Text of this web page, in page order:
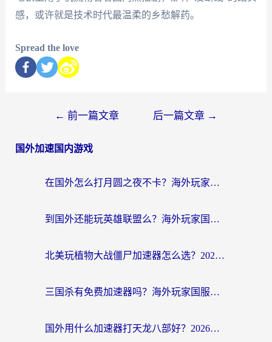
感，或许就是技术时代最温柔的乡愁解药。
Spread the love
← 前一篇文章 后一篇文章 →
国外加速国内游戏
在国外怎么打月圆之夜不卡？海外玩家国服游戏加速终极指南（附巴西英国游戏适配方案）
到国外还能玩英雄联盟么？海外玩家国服游戏畅玩终极指南
北美玩植物大战僵尸加速器怎么选？2026海外党必看的国服游戏加速指南
三国杀有免费加速器吗？海外玩家国服畅玩终极指南（附泰国南非专属解决方案）
国外用什么加速器打天龙八部好？2026海外玩家国服游戏加速全攻略